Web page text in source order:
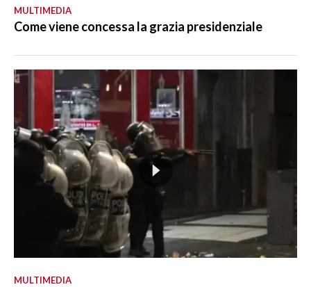
MULTIMEDIA
Come viene concessa la grazia presidenziale
MULTIMEDIA